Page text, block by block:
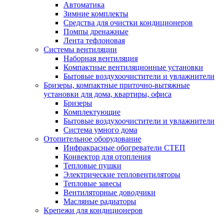
Автоматика
Зимние комплекты
Средства для очистки кондиционеров
Помпы дренажные
Лента тефлоновая
Системы вентиляции
Наборная вентиляция
Компактные вентиляционные установки
Бытовые воздухоочистители и увлажнители
Бризеры, компактные приточно-вытяжные
установки для дома, квартиры, офиса
Бризеры
Комплектующие
Бытовые воздухоочистители и увлажнители
Система умного дома
Отопительное оборудование
Инфракрасные обогреватели СТЕП
Конвектор для отопления
Тепловые пушки
Электрические тепловентиляторы
Тепловые завесы
Вентиляторные доводчики
Масляные радиаторы
Крепежи для кондиционеров